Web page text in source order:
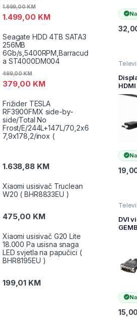
i AV
DP-
to
male
i AV
DVI
dual
15,00
1.499,00 KM
1.699,00KM
Seagate HDD 4TB SATA3
256MB
6Gb/s,5400RPM,Barracud
a ST4000DM004
379,00 KM
499,00KM
Frižider TESLA
RF3900FMX side-by-
side/Total No
Frost/E/244L+147L/70,2x6
7,9x178,2/inox (
1.638,88 KM
Xiaomi usisivač Truclean
W20 ( BHR8833EU )
475,00 KM
Xiaomi usisivač G20 Lite
18.000 Pa usisna snaga
LED svjetla na papučici (
BHR8195EU )
199,01 KM